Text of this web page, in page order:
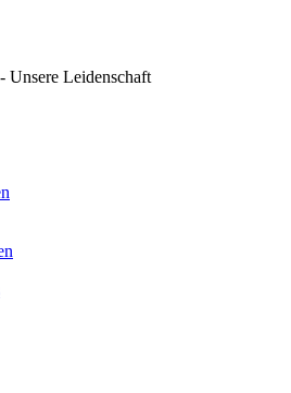
Unsere Leidenschaft